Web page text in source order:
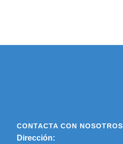
CONTACTA CON NOSOTROS
Dirección: